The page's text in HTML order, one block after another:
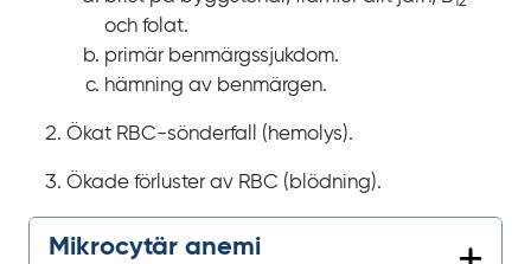
och folat.
primär benmärgssjukdom.
hämning av benmärgen.
Ökat RBC-sönderfall (hemolys).
Ökade förluster av RBC (blödning).
Mikrocytär anemi